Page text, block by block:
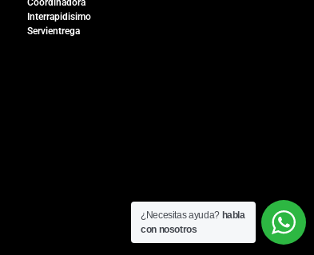
Coordinadora
Interrapidisimo
Servientrega
¿Necesitas ayuda? habla
con nosotros